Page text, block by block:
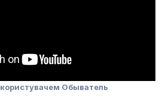
користувачем Обыватель